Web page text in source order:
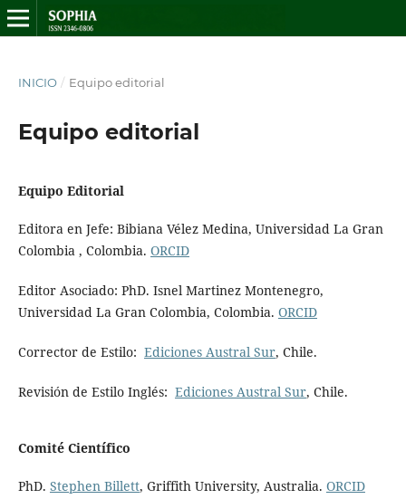
INICIO / Equipo editorial
Equipo editorial
Equipo Editorial
Editora en Jefe: Bibiana Vélez Medina, Universidad La Gran
Colombia , Colombia. ORCID
Editor Asociado: PhD. Isnel Martinez Montenegro,
Universidad La Gran Colombia, Colombia. ORCID
Corrector de Estilo: Ediciones Austral Sur, Chile.
Revisión de Estilo Inglés: Ediciones Austral Sur, Chile.
Comité Científico
PhD. Stephen Billett, Griffith University, Australia. ORCID